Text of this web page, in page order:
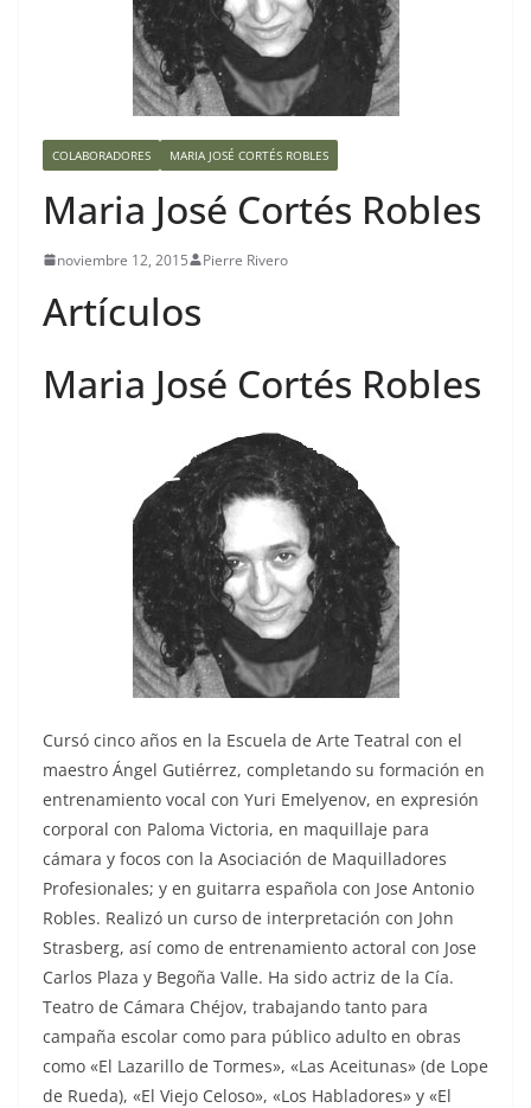
COLABORADORES MARIA JOSÉ CORTÉS ROBLES
Maria José Cortés Robles
noviembre 12, 2015 Pierre Rivero
Artículos
Maria José Cortés Robles
Cursó cinco años en la Escuela de Arte Teatral con el
maestro Ángel Gutiérrez, completando su formación en
entrenamiento vocal con Yuri Emelyenov, en expresión
corporal con Paloma Victoria, en maquillaje para
cámara y focos con la Asociación de Maquilladores
Profesionales; y en guitarra española con Jose Antonio
Robles. Realizó un curso de interpretación con John
Strasberg, así como de entrenamiento actoral con Jose
Carlos Plaza y Begoña Valle. Ha sido actriz de la Cía.
Teatro de Cámara Chéjov, trabajando tanto para
campaña escolar como para público adulto en obras
como «El Lazarillo de Tormes», «Las Aceitunas» (de Lope
de Rueda), «El Viejo Celoso», «Los Habladores» y «El